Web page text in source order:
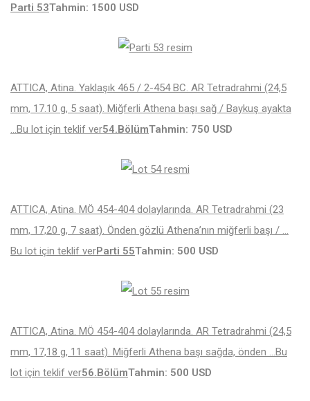
Parti 53Tahmin: 1500 USD
ATTICA, Atina. Yaklaşık 465 / 2-454 BC. AR Tetradrahmi (24,5
mm, 17.10 g, 5 saat). Miğferli Athena başı sağ / Baykuş ayakta
Bu lot için teklif ver54.BölümTahmin: 750 USD
ATTICA, Atina. MÖ 454-404 dolaylarında. AR Tetradrahmi (23
mm, 17,20 g, 7 saat). Önden gözlü Athena’nın miğferli başı / …
Bu lot için teklif verParti 55Tahmin: 500 USD
ATTICA, Atina. MÖ 454-404 dolaylarında. AR Tetradrahmi (24,5
mm, 17,18 g, 11 saat). Miğferli Athena başı sağda, önden … Bu
lot için teklif ver56.BölümTahmin: 500 USD